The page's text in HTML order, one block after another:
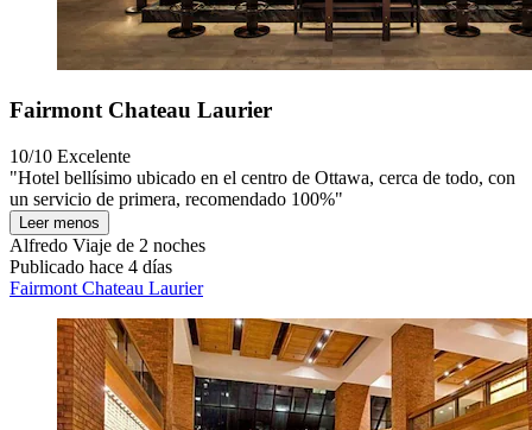
Fairmont Chateau Laurier
10/10 Excelente
"Hotel bellísimo ubicado en el centro de Ottawa, cerca de todo, con
un servicio de primera, recomendado 100%"
Leer menos
Alfredo Viaje de 2 noches
Publicado hace 4 días
Fairmont Chateau Laurier